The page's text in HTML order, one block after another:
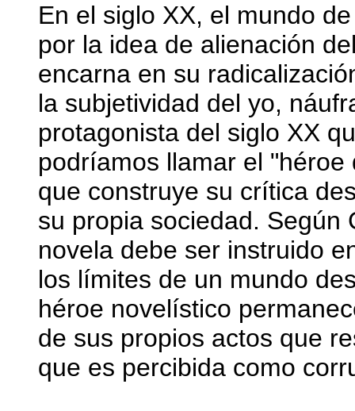
En el siglo XX, el mundo
por la idea de alienación
encarna en su
la subjetividad del yo,
protagonista del siglo XX
podríamos llamar el
que construye su crítica
su propia sociedad. Según
novela debe ser instruido
los límites de un mundo
héroe novelístico
de sus propios actos que
que es percibida como